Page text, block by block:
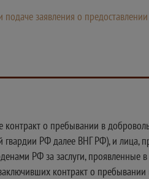
заявления о предоставлении
контракт о пребывании в
гвардии РФ далее ВНГ РФ), и
РФ за заслуги, проявленные
контракт о